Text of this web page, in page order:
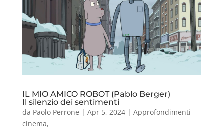
IL MIO AMICO ROBOT (Pablo Berger)
Il silenzio dei sentimenti
da Paolo Perrone | Apr 5, 2024| Approfondimenti
cinema,